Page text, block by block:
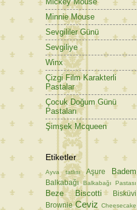
Minnie Mouse
Sevgililer Günü
Sevgiliye
Winx
Çizgi Film Karakterli
Pastalar
Çocuk Doğum Günü
Pastaları
Şimşek Mcqueen
Etiketler
Ayva tatlısı Aşure Badem
Balkabağı Balkabağı Pastası
Beze Biscotti
Bisküvi
Brownie Ceviz Cheesecake